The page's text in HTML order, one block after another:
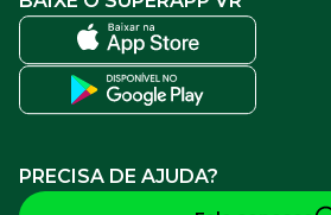
PRECISA DE AJUDA?